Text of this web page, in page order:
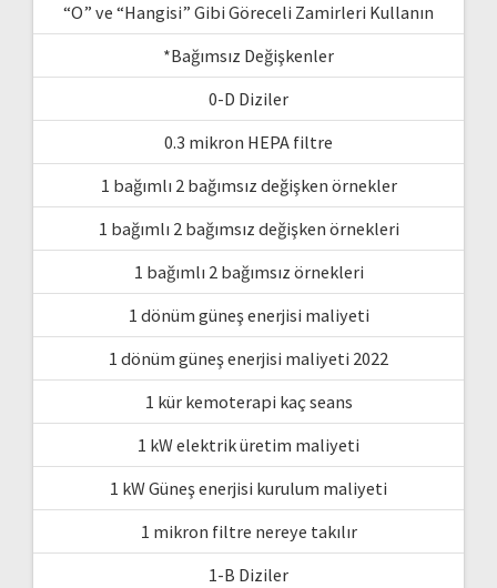
“O” ve “Hangisi” Gibi Göreceli Zamirleri Kullanın
*Bağımsız Değişkenler
0-D Diziler
0.3 mikron HEPA filtre
1 bağımlı 2 bağımsız değişken örnekler
1 bağımlı 2 bağımsız değişken örnekleri
1 bağımlı 2 bağımsız örnekleri
1 dönüm güneş enerjisi maliyeti
1 dönüm güneş enerjisi maliyeti 2022
1 kür kemoterapi kaç seans
1 kW elektrik üretim maliyeti
1 kW Güneş enerjisi kurulum maliyeti
1 mikron filtre nereye takılır
1-B Diziler